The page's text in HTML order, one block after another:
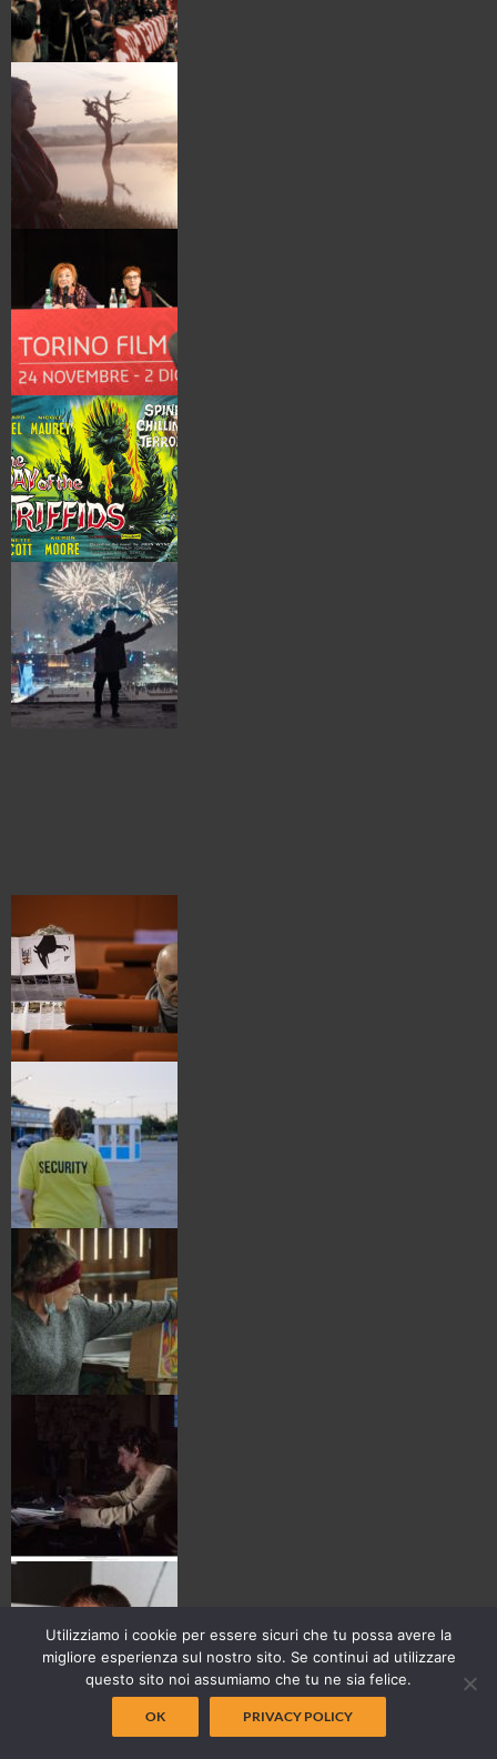
Utilizziamo i cookie per essere sicuri che tu possa avere la
migliore esperienza sul nostro sito. Se continui ad utilizzare
questo sito noi assumiamo che tu ne sia felice.
OK PRIVACY POLICY